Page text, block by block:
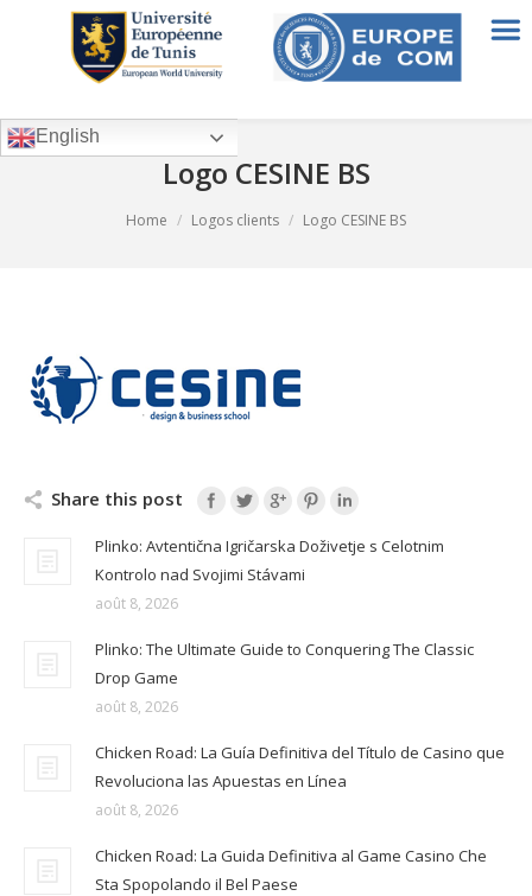
Logo CESINE BS
Home Logos clients Logo CESINE BS
Share this post
Plinko: Avtentična Igričarska Doživetje s Celotnim
Kontrolo nad Svojimi Stávami
août 8, 2026
Plinko: The Ultimate Guide to Conquering The Classic
Drop Game
août 8, 2026
Chicken Road: La Guía Definitiva del Título de Casino que
Revoluciona las Apuestas en Línea
août 8, 2026
Chicken Road: La Guida Definitiva al Game Casino Che
Sta Spopolando il Bel Paese
English